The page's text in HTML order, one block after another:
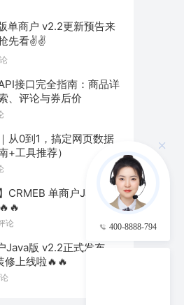
单商户 v2.2更新预告来
先看✌️✌️
接口完全指南：商品详
、评论与券后价
从0到1，搞定网页数据
+工具推荐）
CRMEB 单商户Java版
论
Java版 v2.2正式发布，
修上线啦🔥🔥
400-8888-794